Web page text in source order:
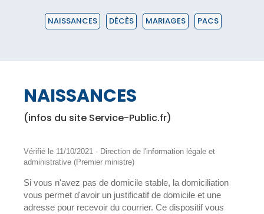
NAISSANCES DÉCÈS MARIAGES PACS
NAISSANCES
(infos du site Service-Public.fr)
Vérifié le 11/10/2021 - Direction de l'information légale et
administrative (Premier ministre)
Si vous n'avez pas de domicile stable, la domiciliation
vous permet d'avoir un justificatif de domicile et une
adresse pour recevoir du courrier. Ce dispositif vous